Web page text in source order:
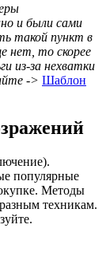
и были сами
такой пункт в
нет, то скорее
из-за нехватки
-> Шаблон
популярные
Методы
техникам.